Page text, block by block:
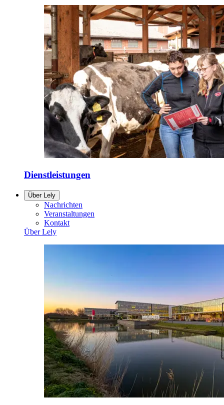
Dienstleistungen
Über Lely
Nachrichten
Veranstaltungen
Kontakt
Über Lely